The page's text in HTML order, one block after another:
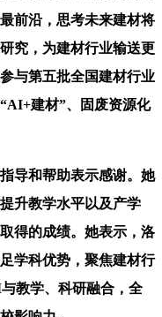
前沿，思考未来建材将
究，为建材行业输送更
与第五批全国建材行业
建材”、固废资源化
和帮助表示感谢。她
升教学水平以及产学
得的成绩。她表示，洛
学科优势，聚焦建材行
教学、科研融合，全